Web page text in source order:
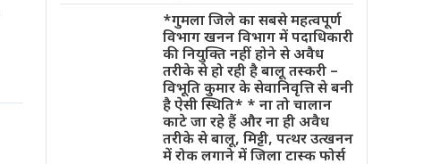
*गुमला जिले का सबसे महत्वपूर्ण
विभाग खनन विभाग में पदाधिकारी
की नियुक्ति नहीं होने से अवैध
तरीके से हो रही है बालू तस्करी –
विभूति कुमार के सेवानिवृत्ति से बनी
है ऐसी स्थिति* * ना तो चालान
काटे जा रहे हैं और ना ही अवैध
तरीके से बालू, मिट्टी, पत्थर उत्खनन
में रोक लगाने में जिला टास्क फोर्स